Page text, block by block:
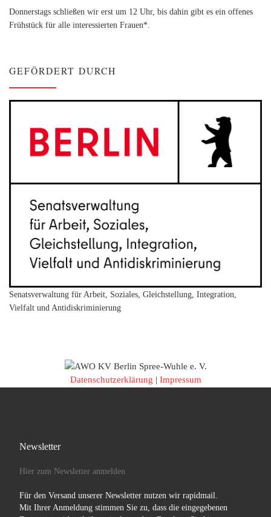
Donnerstags schließen wir erst um 12 Uhr, bis dahin gibt es ein offenes
Frühstück für alle interessierten Frauen*.
GEFÖRDERT DURCH
Senatsverwaltung für Arbeit, Soziales, Gleichstellung, Integration,
Vielfalt und Antidiskriminierung
Datenschutzerklärung | Impressum
Newsletter
Hier zum Newsletter anmelden
Für den Versand unserer Newsletter nutzen wir rapidmail.
Mit Ihrer Anmeldung stimmen Sie zu, dass die eingegebenen